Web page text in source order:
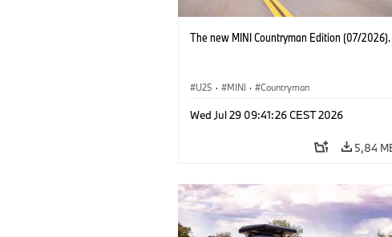
The new MINI Countryman Edition (07/2026).
U25 · MINI · Countryman
Wed Jul 29 09:41:26 CEST 2026
5,84